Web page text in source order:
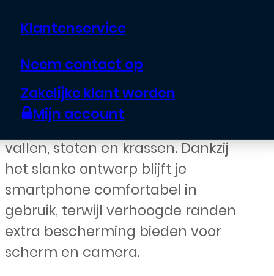
Klantenservice
Neem contact op
Zakelijke klant worden
Mijn account
robuuste en stijlvolle
Armor Case.Het
schokabsorberende TPU-materiaal
en het stevige driehoekdesign
beschermen je toestel tegen
vallen, stoten en krassen. Dankzij
het slanke ontwerp blijft je
smartphone comfortabel in
gebruik, terwijl verhoogde randen
extra bescherming bieden voor
scherm en camera.